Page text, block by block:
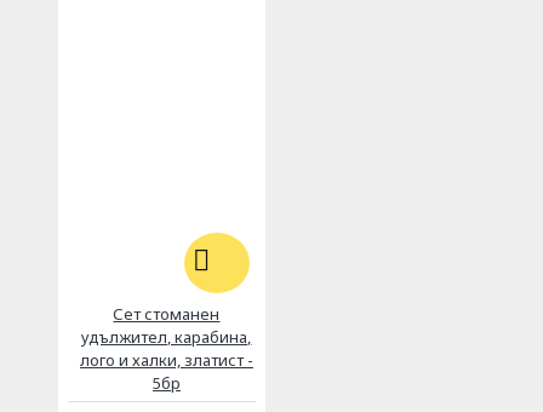
Сет стоманен
удължител, карабина,
лого и халки, златист -
5бр